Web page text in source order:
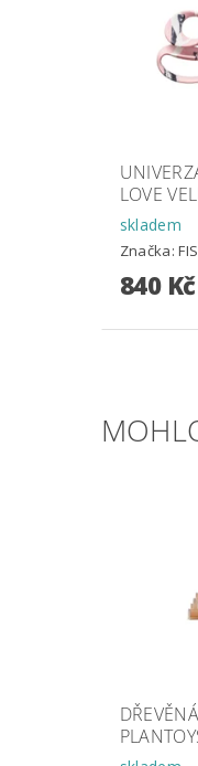
LOVE
skladem
Značka:
840 Kč